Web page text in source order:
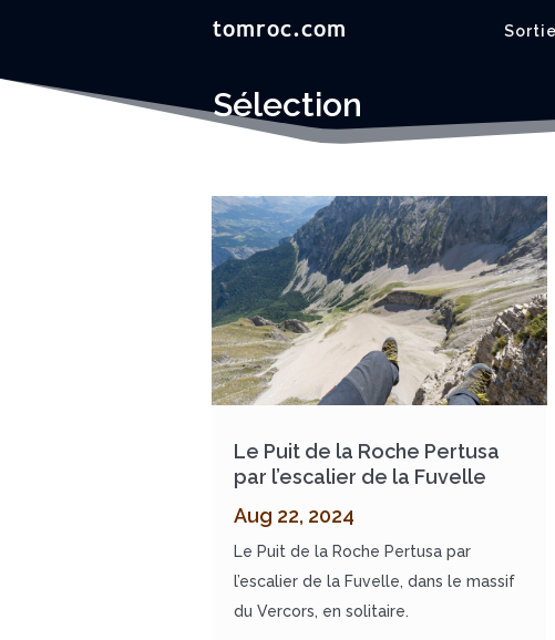
Sélection
Le Puit de la Roche Pertusa
par l’escalier de la Fuvelle
Aug 22, 2024
Le Puit de la Roche Pertusa par
l’escalier de la Fuvelle, dans le massif
du Vercors, en solitaire.